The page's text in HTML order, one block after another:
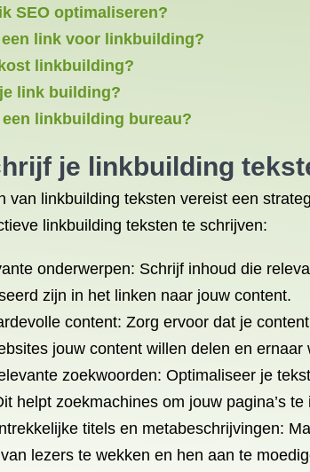
SEO optimaliseren?
link voor linkbuilding?
linkbuilding?
link building?
een linkbuilding bureau?
je linkbuilding
van linkbuilding teksten vereist een
linkbuilding teksten te schrijven:
onderwerpen: Schrijf inhoud die
zijn in het linken naar jouw content.
content: Zorg ervoor dat je
jouw content willen delen en ernaar
zoekwoorden: Optimaliseer je
helpt zoekmachines om jouw pagina’s
titels en metabeschrijvingen:
lezers te wekken en hen aan te